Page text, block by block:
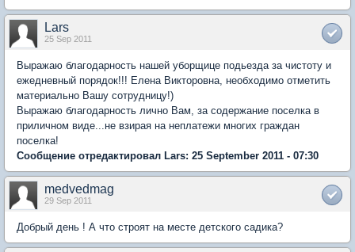
Lars
25 Sep 2011
Выражаю благодарность нашей уборщице подьезда за чистоту и
ежедневный порядок!!! Елена Викторовна, необходимо отметить
материально Вашу сотрудницу!)
Выражаю благодарность лично Вам, за содержание поселка в
приличном виде...не взирая на неплатежи многих граждан
поселка!
Сообщение отредактировал Lars: 25 September 2011 - 07:30
medvedmag
29 Sep 2011
Добрый день ! А что строят на месте детского садика?